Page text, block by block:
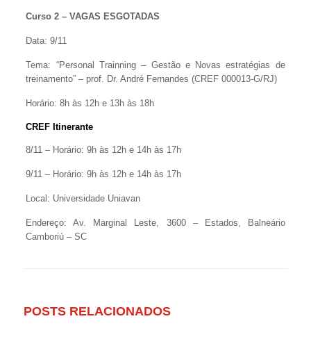
Curso 2 –VAGAS ESGOTADAS
Data: 9/11
Tema: “Personal Trainning – Gestão e Novas estratégias de
treinamento” – prof. Dr. André Fernandes (CREF 000013-G/RJ)
Horário: 8h às 12h e 13h às 18h
CREF Itinerante
8/11 – Horário: 9h às 12h e 14h às 17h
9/11 – Horário: 9h às 12h e 14h às 17h
Local: Universidade Uniavan
Endereço: Av. Marginal Leste, 3600 – Estados, Balneário
Camboriú – SC
POSTS RELACIONADOS